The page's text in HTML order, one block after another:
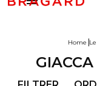
& Gonne
Home